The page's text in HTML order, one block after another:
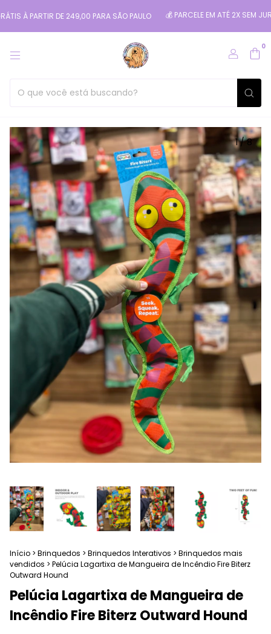
PARTIR DE 249,00 PARA SÃO PAULO 💰 PARCELE EM ATÉ 2X SEM JUROS
0
1/8
Início > Brinquedos > Brinquedos Interativos > Brinquedos mais
vendidos > Pelúcia Lagartixa de Mangueira de Incêndio Fire Biterz
Outward Hound
Pelúcia Lagartixa de Mangueira de
Incêndio Fire Biterz Outward Hound